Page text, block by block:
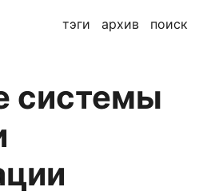
тэги архив поиск
системы